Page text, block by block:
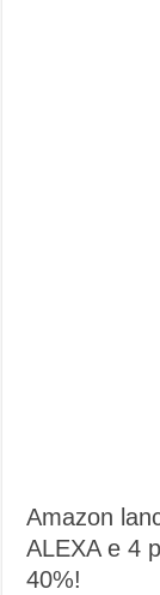
Amazon
ALEXA e 4
40%!